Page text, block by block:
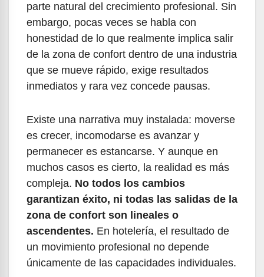
parte natural del crecimiento profesional. Sin
embargo, pocas veces se habla con
honestidad de lo que realmente implica salir
de la zona de confort dentro de una industria
que se mueve rápido, exige resultados
inmediatos y rara vez concede pausas.
Existe una narrativa muy instalada: moverse
es crecer, incomodarse es avanzar y
permanecer es estancarse. Y aunque en
muchos casos es cierto, la realidad es más
compleja. No todos los cambios
garantizan éxito, ni todas las salidas de la
zona de confort son lineales o
ascendentes. En hotelería, el resultado de
un movimiento profesional no depende
únicamente de las capacidades individuales.